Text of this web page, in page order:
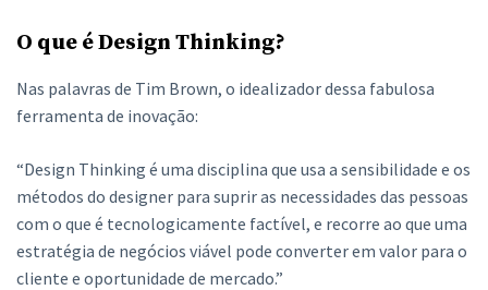
O que é Design Thinking?
Nas palavras de Tim Brown, o idealizador dessa fabulosa
ferramenta de inovação:
“Design Thinking é uma disciplina que usa a sensibilidade e os
métodos do designer para suprir as necessidades das pessoas
com o que é tecnologicamente factível, e recorre ao que uma
estratégia de negócios viável pode converter em valor para o
cliente e oportunidade de mercado.”